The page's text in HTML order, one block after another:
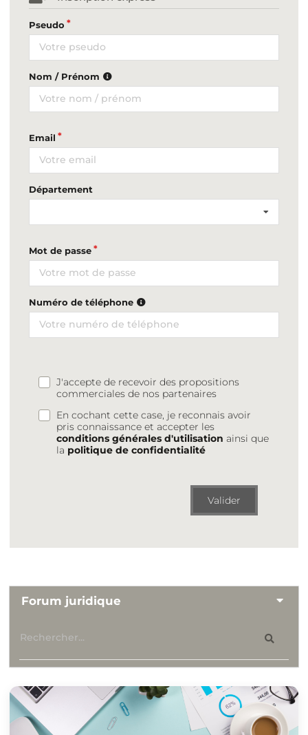
Pseudo
Nom / Prénom
Email
Département
Mot de passe
Numéro de téléphone
J'accepte de recevoir des propositions
commerciales de nos partenaires
En cochant cette case, je reconnais avoir
pris connaissance et accepter les
conditions générales d'utilisation ainsi que
la politique de confidentialité
Valider
Forum juridique